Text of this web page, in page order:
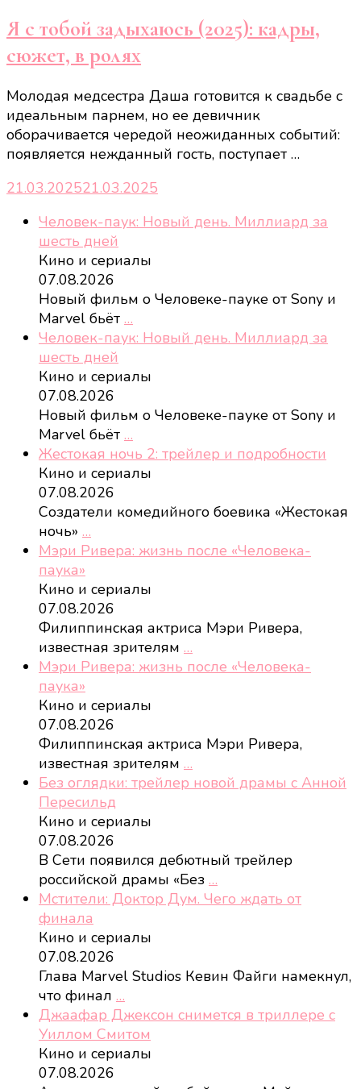
Я с тобой задыхаюсь (2025): кадры,
сюжет, в ролях
Молодая медсестра Даша готовится к свадьбе с
идеальным парнем, но ее девичник
оборачивается чередой неожиданных событий:
появляется нежданный гость, поступает …
21.03.202521.03.2025
Человек-паук: Новый день. Миллиард за
шесть дней
Кино и сериалы
07.08.2026
Новый фильм о Человеке-пауке от Sony и
Marvel бьёт …
Человек-паук: Новый день. Миллиард за
шесть дней
Кино и сериалы
07.08.2026
Новый фильм о Человеке-пауке от Sony и
Marvel бьёт …
Жестокая ночь 2: трейлер и подробности
Кино и сериалы
07.08.2026
Создатели комедийного боевика «Жестокая
ночь» …
Мэри Ривера: жизнь после «Человека-
паука»
Кино и сериалы
07.08.2026
Филиппинская актриса Мэри Ривера,
известная зрителям …
Мэри Ривера: жизнь после «Человека-
паука»
Кино и сериалы
07.08.2026
Филиппинская актриса Мэри Ривера,
известная зрителям …
Без оглядки: трейлер новой драмы с Анной
Пересильд
Кино и сериалы
07.08.2026
В Сети появился дебютный трейлер
российской драмы «Без …
Мстители: Доктор Дум. Чего ждать от
финала
Кино и сериалы
07.08.2026
Глава Marvel Studios Кевин Файги намекнул,
что финал …
Джаафар Джексон снимется в триллере с
Уиллом Смитом
Кино и сериалы
07.08.2026